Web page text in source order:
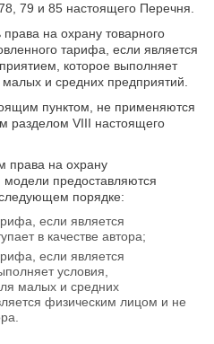
79 и 85 настоящего Перечня.
на охрану товарного
тарифа, если является
которое выполняет
и средних предприятий.
пунктом, не применяются
разделом VIII настоящего
права на охрану
предоставляются
порядке:
если является
в качестве автора;
если является
условия,
малых и средних
физическим лицом и не